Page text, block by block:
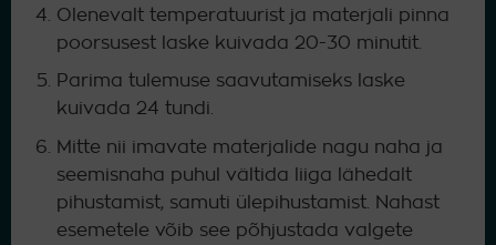
Olenevalt temperatuurist ja materjali pinna
poorsusest laske kuivada 20-30 minutit.
Parima tulemuse saavutamiseks laske
kuivada 24 tundi.
Mitte nii imavate materjalide nagu naha ja
seemisnaha puhul vältida liiga lähedalt
pihustamist, samuti ülepihustamist. Nahast
esemetele võib see põhjustada valgete